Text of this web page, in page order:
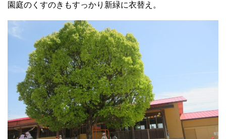
園庭のくすのきもすっかり新緑に衣替え。